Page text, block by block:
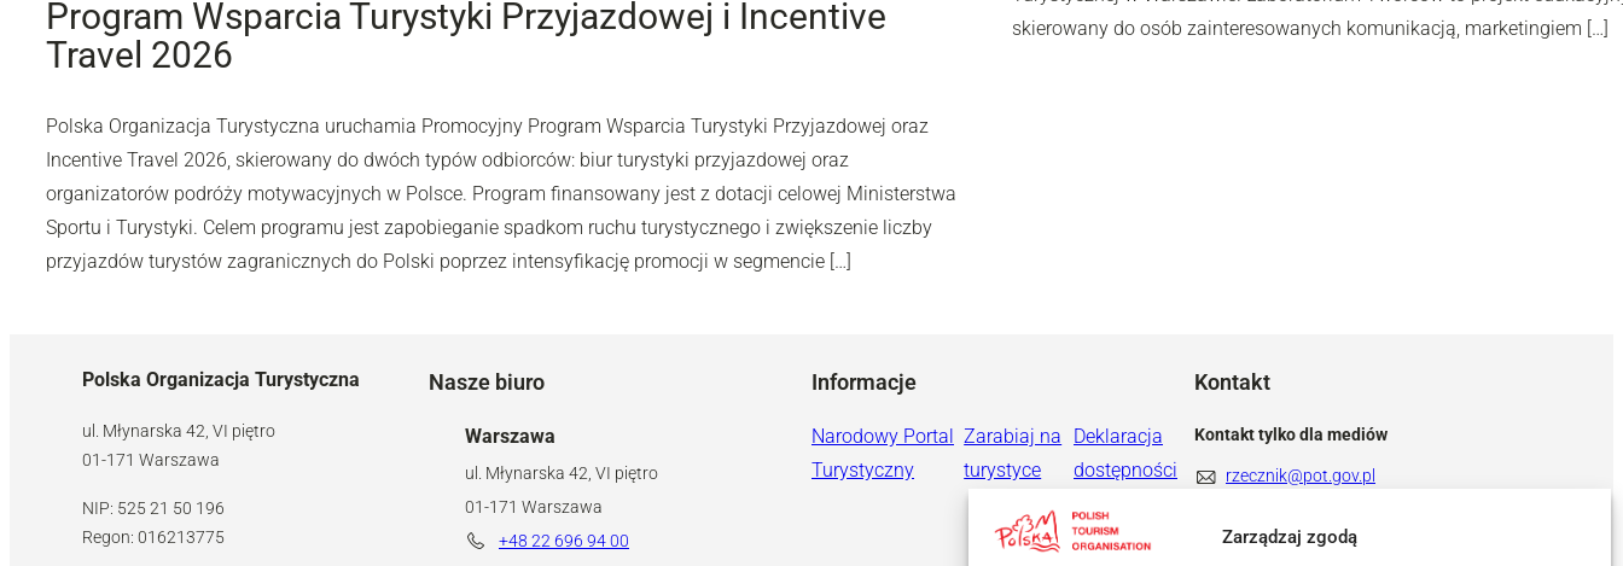
Zarządzaj zgodą
Program Wsparcia Turystyki Przyjazdowej i Incentive
Travel 2026
Polska Organizacja Turystyczna uruchamia Promocyjny Program Wsparcia Turystyki Przyjazdowej oraz
Incentive Travel 2026, skierowany do dwóch typów odbiorców: biur turystyki przyjazdowej oraz
organizatorów podróży motywacyjnych w Polsce. Program finansowany jest z dotacji celowej Ministerstwa
Sportu i Turystyki. Celem programu jest zapobieganie spadkom ruchu turystycznego i zwiększenie liczby
przyjazdów turystów zagranicznych do Polski poprzez intensyfikację promocji w segmencie […]
skierowany do osób zainteresowanych komunikacją, marketingiem […]
Polska Organizacja Turystyczna
ul. Młynarska 42, VI piętro
01-171 Warszawa
NIP: 525 21 50 196
Regon: 016213775
Nasze biuro
Warszawa
ul. Młynarska 42, VI piętro
01-171 Warszawa
+48 22 696 94 00
Informacje
Narodowy Portal
Turystyczny
Zarabiaj na
turystyce
Deklaracja
dostępności
Kontakt
Kontakt tylko dla mediów
rzecznik@pot.gov.pl